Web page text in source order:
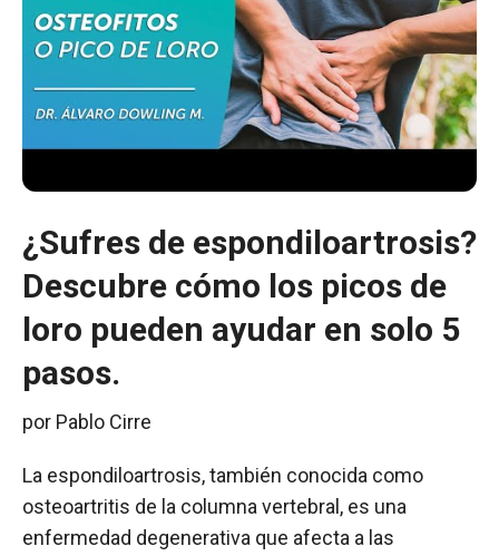
¿Sufres de espondiloartrosis?
Descubre cómo los picos de
loro pueden ayudar en solo 5
pasos.
por Pablo Cirre
La espondiloartrosis, también conocida como
osteoartritis de la columna vertebral, es una
enfermedad degenerativa que afecta a las